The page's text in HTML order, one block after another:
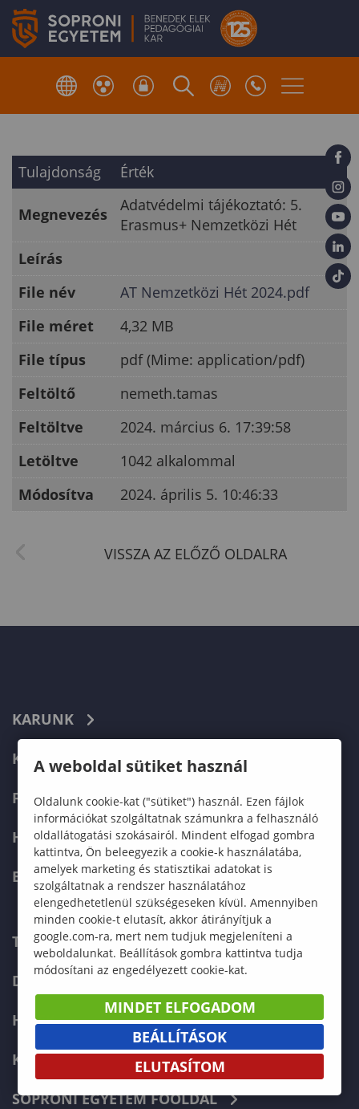
Tulajdonság Érték
Megnevezés
Adatvédelmi tájékoztató: 5.
Erasmus+ Nemzetközi Hét
Leírás
File név
AT Nemzetközi Hét 2024.pdf
File méret
4,32 MB
File típus
pdf (Mime: application/pdf)
Feltöltő
nemeth.tamas
Feltöltve
2024. március 6. 17:39:58
Letöltve
1042 alkalommal
Módosítva
2024. április 5. 10:46:33
KARUNK
KÉPZÉSEK
FELVÉTELIZŐKNEK
HALLGATÓKNAK
ERASMUS+
TELEFONKÖNYV
DOKUMENTUMOK
HÍREK
KAPCSOLAT
SOPRONI EGYETEM FŐOLDAL
A weboldal sütiket használ
Oldalunk cookie-kat ("sütiket") használ. Ezen fájlok
információkat szolgáltatnak számunkra a felhasználó
oldallátogatási szokásairól. Mindent elfogad gombra
kattintva, Ön beleegyezik a cookie-k használatába,
amelyek marketing és statisztikai adatokat is
szolgáltatnak a rendszer használatához
elengedhetetlenül szükségeseken kívül. Amennyiben
minden cookie-t elutasít, akkor átirányítjuk a
google.com-ra, mert nem tudjuk megjeleníteni a
weboldalunkat. Beállítások gombra kattintva tudja
módosítani az engedélyezett cookie-kat.
MINDET ELFOGADOM
BEÁLLÍTÁSOK
ELUTASÍTOM